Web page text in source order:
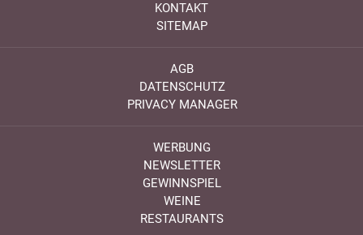
KONTAKT
SITEMAP
AGB
DATENSCHUTZ
PRIVACY MANAGER
WERBUNG
NEWSLETTER
GEWINNSPIEL
WEINE
RESTAURANTS